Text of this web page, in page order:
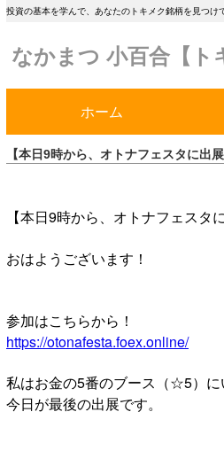
投資の基本を学んで、あなたのトキメク銘柄を見つけ
なかまつ 小百合【ト
ホーム
【本日9時から、オトナフェスタに出展
【本日9時から、オトナフェスタ
おはようございます！
参加はこちらから！
https://otonafesta.foex.online/
私はお金の5番のブース（☆5）に
今日が最後の出展です。